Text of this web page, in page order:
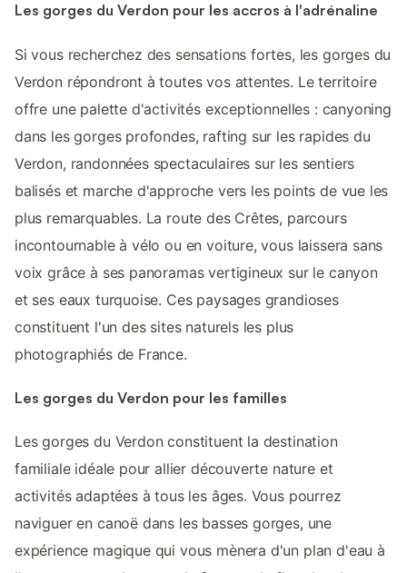
Les gorges du Verdon pour les accros à l'adrénaline
Si vous recherchez des sensations fortes, les gorges du
Verdon répondront à toutes vos attentes. Le territoire
offre une palette d'activités exceptionnelles : canyoning
dans les gorges profondes, rafting sur les rapides du
Verdon, randonnées spectaculaires sur les sentiers
balisés et marche d'approche vers les points de vue les
plus remarquables. La route des Crêtes, parcours
incontournable à vélo ou en voiture, vous laissera sans
voix grâce à ses panoramas vertigineux sur le canyon
et ses eaux turquoise. Ces paysages grandioses
constituent l'un des sites naturels les plus
photographiés de France.
Les gorges du Verdon pour les familles
Les gorges du Verdon constituent la destination
familiale idéale pour allier découverte nature et
activités adaptées à tous les âges. Vous pourrez
naviguer en canoë dans les basses gorges, une
expérience magique qui vous mènera d'un plan d'eau à